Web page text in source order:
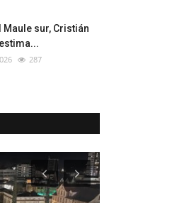
Maule sur, Cristián
287